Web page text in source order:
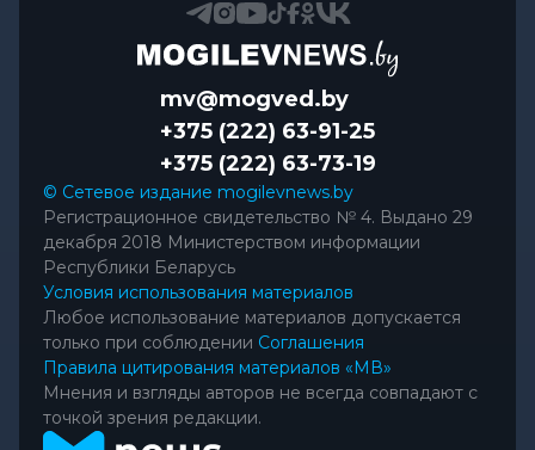
mv@mogved.by
+375 (222) 63-91-25
+375 (222) 63-73-19
© Сетевое издание mogilevnews.by
Регистрационное свидетельство № 4. Выдано 29
декабря 2018 Министерством информации
Республики Беларусь
Условия использования материалов
Любое использование материалов допускается
только при соблюдении Соглашения
Правила цитирования материалов «МВ»
Мнения и взгляды авторов не всегда совпадают с
точкой зрения редакции.